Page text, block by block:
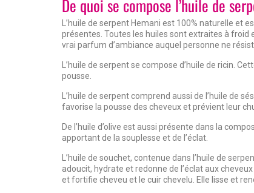
De quoi se compose l’huile de
L’huile de serpent Hemani est 100% naturelle et
présentes. Toutes les huiles sont extraites à froid
vrai parfum d’ambiance auquel personne ne
L’huile de serpent se compose d’huile de ricin.
pousse.
L’huile de serpent comprend aussi de l’huile de
favorise la pousse des cheveux et prévient leur
De l’huile d’olive est aussi présente dans la
apportant de la souplesse et de l’éclat.
L’huile de souchet, contenue dans l’huile de
adoucit, hydrate et redonne de l’éclat aux
et fortifie cheveu et le cuir chevelu. Elle lisse et